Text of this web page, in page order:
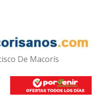
De Macorís